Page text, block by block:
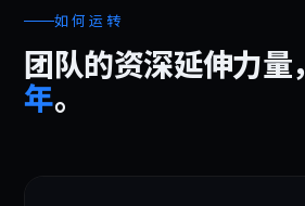
如何运转
团队的资深延伸力量，
年。